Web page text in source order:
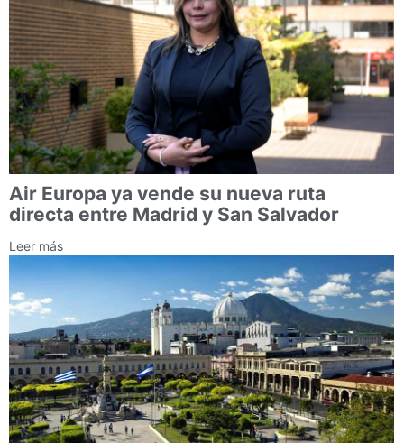
Air Europa ya vende su nueva ruta
directa entre Madrid y San Salvador
Leer más